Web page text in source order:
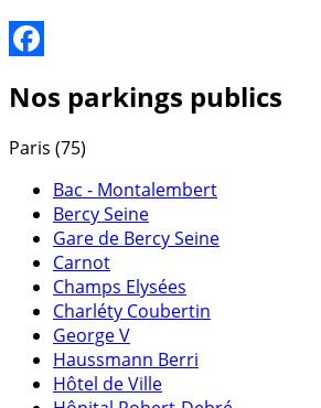
Nos parkings publics
Paris (75)
Bac - Montalembert
Bercy Seine
Gare de Bercy Seine
Carnot
Champs Elysées
Charléty Coubertin
George V
Haussmann Berri
Hôtel de Ville